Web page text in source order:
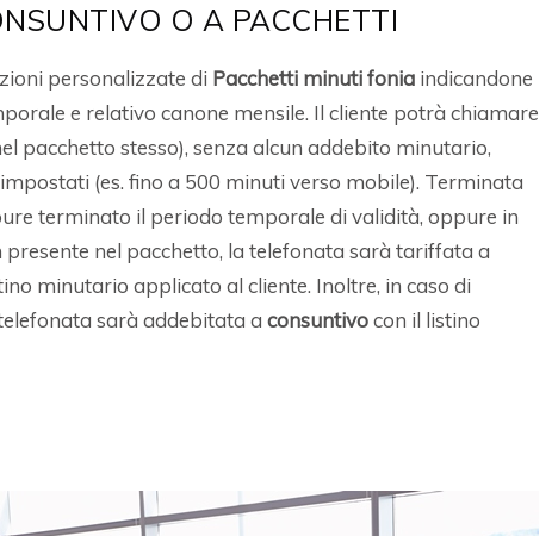
O A PACCHETTI
personalizzate di Pacchetti minuti fonia indicandone
e relativo canone mensile. Il cliente potrà chiamare
pacchetto stesso), senza alcun addebito minutario,
(es. fino a 500 minuti verso mobile). Terminata
terminato il periodo temporale di validità, oppure in
presente nel pacchetto, la telefonata sarà tariffata a
minutario applicato al cliente. Inoltre, in caso di
sarà addebitata a consuntivocon il listino